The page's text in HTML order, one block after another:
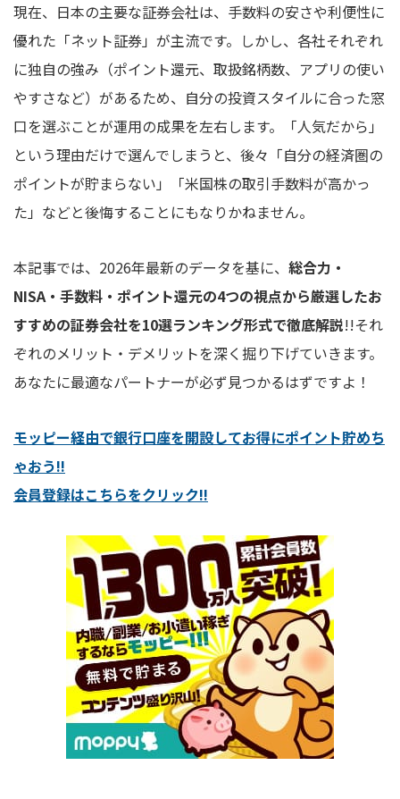
現在、日本の主要な証券会社は、手数料の安さや利便性に
優れた「ネット証券」が主流です。しかし、各社それぞれ
に独自の強み（ポイント還元、取扱銘柄数、アプリの使い
やすさなど）があるため、自分の投資スタイルに合った窓
口を選ぶことが運用の成果を左右します。「人気だから」
という理由だけで選んでしまうと、後々「自分の経済圏の
ポイントが貯まらない」「米国株の取引手数料が高かっ
た」などと後悔することにもなりかねません。
本記事では、2026年最新のデータを基に、 総合力・
NISA・手数料・ポイント還元の4つの視点から厳選したお
すすめの証券会社を10選ランキング形式で徹底解説!!それ
ぞれのメリット・デメリットを深く掘り下げていきます。
あなたに最適なパートナーが必ず見つかるはずですよ！
モッピー経由で銀行口座を開設してお得にポイント貯めち
ゃおう!!
会員登録はこちらをクリック!!